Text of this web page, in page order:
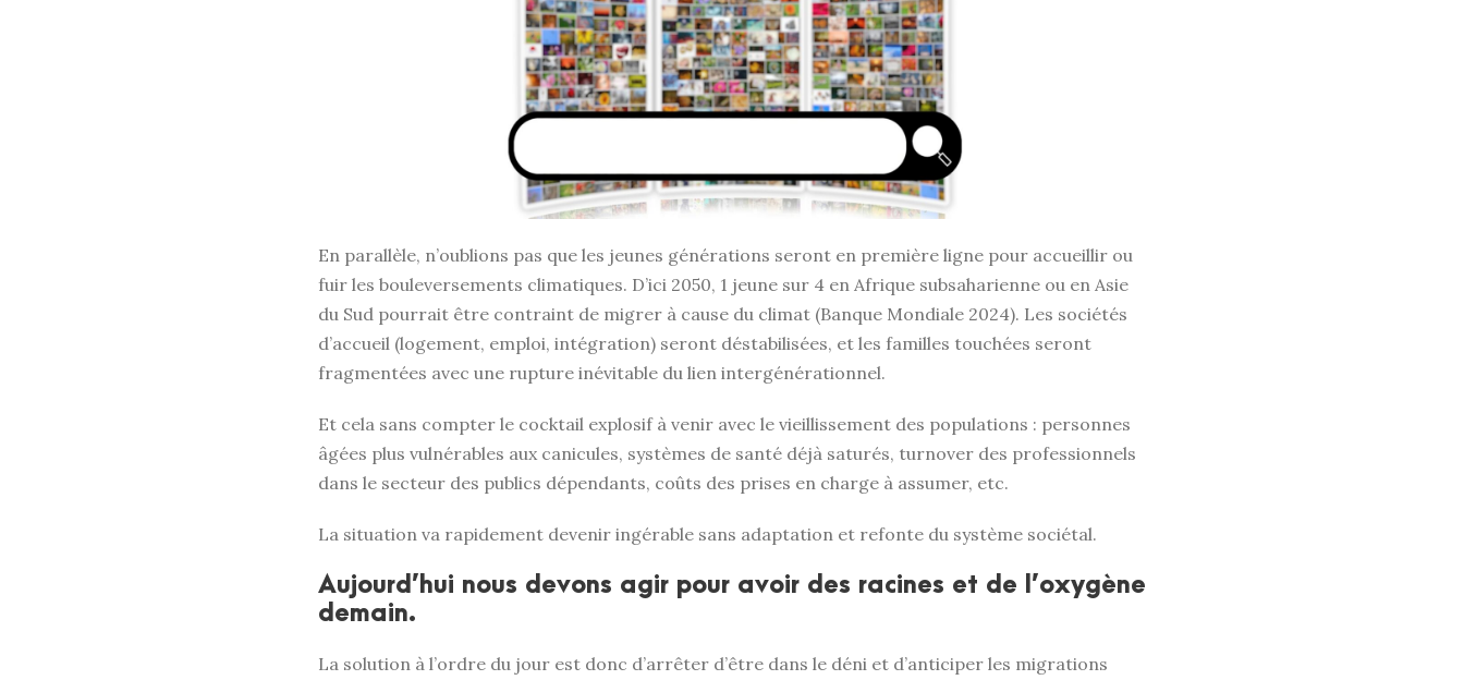
En parallèle, n’oublions pas que les jeunes générations seront en première ligne pour accueillir ou
fuir les bouleversements climatiques. D’ici 2050, 1 jeune sur 4 en Afrique subsaharienne ou en Asie
du Sud pourrait être contraint de migrer à cause du climat (Banque Mondiale 2024). Les sociétés
d’accueil (logement, emploi, intégration) seront déstabilisées, et les familles touchées seront
fragmentées avec une rupture inévitable du lien intergénérationnel.
Et cela sans compter le cocktail explosif à venir avec le vieillissement des populations : personnes
âgées plus vulnérables aux canicules, systèmes de santé déjà saturés, turnover des professionnels
dans le secteur des publics dépendants, coûts des prises en charge à assumer, etc.
La situation va rapidement devenir ingérable sans adaptation et refonte du système sociétal.
Aujourd’hui nous devons agir pour avoir des racines et de l’oxygène
demain.
La solution à l’ordre du jour est donc d’arrêter d’être dans le déni et d’anticiper les migrations